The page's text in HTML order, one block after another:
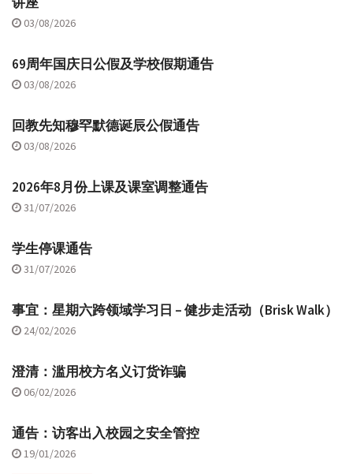
03/08/2026
69周年国庆日公假及学校假期通告
03/08/2026
回教先知穆罕默德诞辰公假通告
03/08/2026
2026年8月份上课及课室调整通告
31/07/2026
学生停课通告
31/07/2026
事宜：星期六跨领域学习日 – 健步走活动（Brisk Walk）
24/02/2026
澄清：滥用校方名义订货诈骗
06/02/2026
通告：访客出入校园之安全管控
19/01/2026